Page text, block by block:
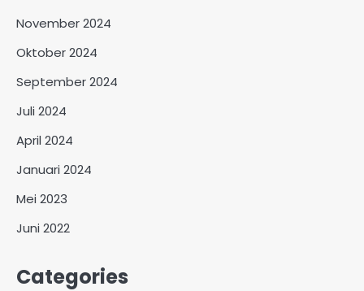
November 2024
Oktober 2024
September 2024
Juli 2024
April 2024
Januari 2024
Mei 2023
Juni 2022
Categories